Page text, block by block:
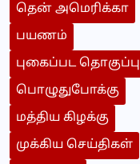
தென் அமெரிக்கா
பயணம்
புகைப்பட தொகுப்பு
பொழுதுபோக்கு
மத்திய கிழக்கு
முக்கிய செய்திகள்